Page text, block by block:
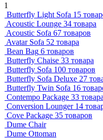
1
Butterfly Light Sofa 15
Acoustic Lounge 34 товара
Acoustic Sofa 67 товаров
Avatar Sofa 52 товара
Bean Bag 6 товаров
Butterfly Chaise 33 товара
Butterfly Sofa 100 товаров
Butterfly Sofa Deluxe 27
Butterfly Twin Sofa 16
Contempo Package 33 товара
Conversion Lounger 14
Cove Package 35 товаров
Dume Chair
Dume Ottoman